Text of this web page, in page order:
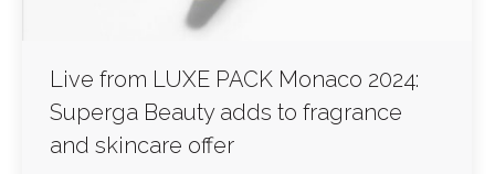
Live from LUXE PACK Monaco 2024:
Superga Beauty adds to fragrance
and skincare offer